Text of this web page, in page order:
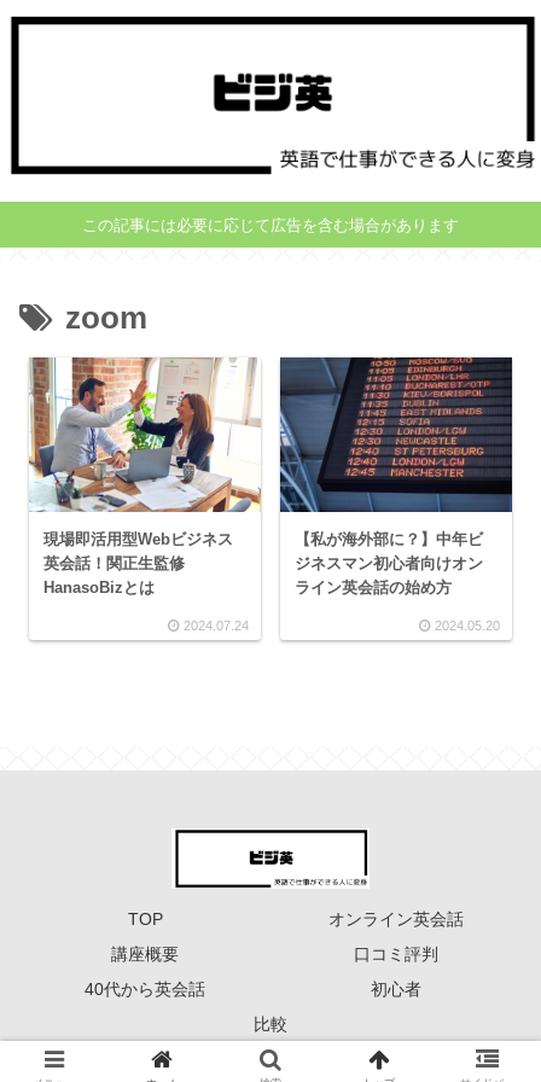
この記事には必要に応じて広告を含む場合があります
zoom
現場即活用型Webビジネス
英会話！関正生監修
HanasoBizとは
2024.07.24
【私が海外部に？】中年ビ
ジネスマン初心者向けオン
ライン英会話の始め方
2024.05.20
TOP
オンライン英会話
講座概要
口コミ評判
40代から英会話
初心者
比較
Copyright © 2023 ーーー ビジ英 ーーー All Rights Reserved.